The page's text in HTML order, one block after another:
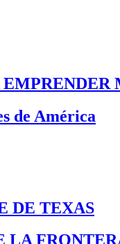
de América
DE TEXAS
LA